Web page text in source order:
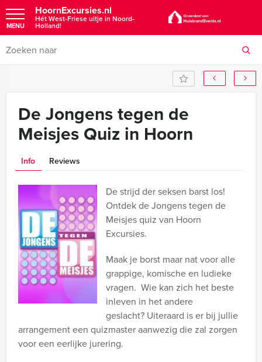
HoornExcursies.nl
Hét West-Friese uitje in Noord-
Holland!
MENU
De Jongens tegen de
Meisjes Quiz in Hoorn
Info Reviews
De strijd der seksen barst los!
Ontdek de Jongens tegen de
Meisjes quiz van Hoorn
Excursies.
Maak je borst maar nat voor alle
grappige, komische en ludieke
vragen. Wie kan zich het beste
inleven in het andere
geslacht? Uiteraard is er bij jullie
arrangement een quizmaster aanwezig die zal zorgen
voor een eerlijke jurering.